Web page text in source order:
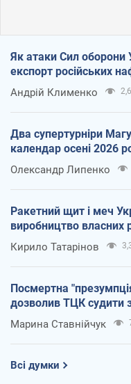
Як атаки Сил оборони
експорт російських
Андрій Клименко
Два супертурніри
календар осені 2026
Олександр Липенко
Ракетний щит і меч
виробництво власних
Кирило Татарінов
Посмертна
дозволив ТЦК судити
Марина Ставнійчук
Всі думки